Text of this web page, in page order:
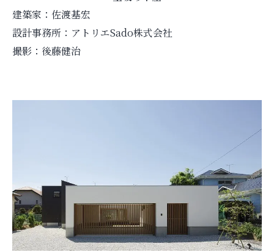
建築家：佐渡基宏
設計事務所：アトリエSado株式会社
撮影：後藤健治